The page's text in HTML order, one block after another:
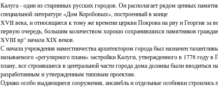
Калуга - один из старинных русских городов. Он располагает рядом ценных
специальной литературе «Дом Коробовых», построенный в конце
XVII века, и относящиеся к тому же времени церкви Покрова на рву и Георгия за
первую очередь, большим количеством хорошо сохранившихся памятников
XVIII вр” начала XIX веков.
С начала учреждения наместничества архитектором города был назначен
называемого «регулярного плана» застройки Калуги, утвержденного в 1778 году
плану, все строившиеся в центральной части города дома должны были
разработанным и утвержденным типовым проектам.
Однако особо выдающиеся сооружения, ансамбль и отдельные особняки строились